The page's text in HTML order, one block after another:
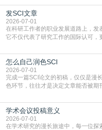
能领到补贴首选‌京东APP‌搜索专属
4949】等，口令会随活动更新，以
复制粘贴【8$FKFGgJq
发SCI文章
2026-07-01
在科研工作者的职业发展道路上，发
它不仅代表了研究工作的国际认可，
战与困惑。从选题立意到投稿回应
篇AEIC学术交流中心小编就为大家介
一步发表SCI文章，首要解决的问题是
怎么自己润色SCI
2026-07-01
完成一篇SCI论文的初稿，仅仅是漫
色环节，往往才是决定文章能否被期
质量，更能在此过程中深化对学术
文，使其在语言和学术表达上更符合
习的技能。本篇AEIC学术交流中心小
学术会议投稿意义
2026-07-01
在学术研究的漫长旅途中，每一位探